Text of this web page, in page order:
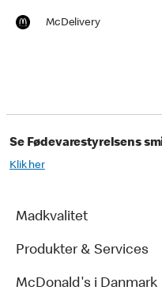
McDelivery
Se Fødevarestyrelsens
Klik her
Madkvalitet
Produkter & Services
McDonald's i Danmark